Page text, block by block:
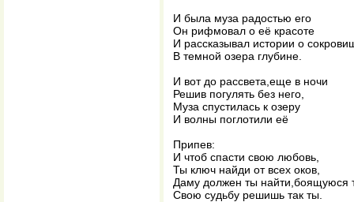
И была муза радостью его
Он рифмовал о её красоте
И рассказывал истории о
В темной озера глубине.
И вот до рассвета,еще в ночи
Решив погулять без него,
Муза спустилась к озеру
И волны поглотили её
Припев:
И чтоб спасти свою любовь,
Ты ключ найди от всех оков,
Даму должен ты найти,боящуюся
Свою судьбу решишь так ты.